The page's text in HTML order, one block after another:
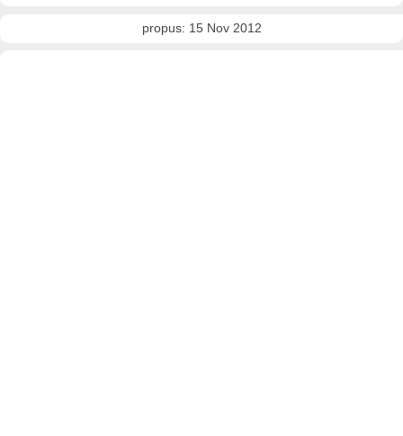
propus: 15 Nov 2012